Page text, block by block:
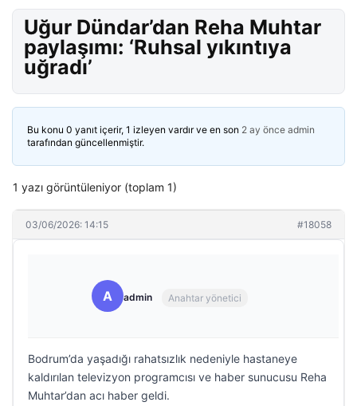
Uğur Dündar’dan Reha Muhtar
paylaşımı: ‘Ruhsal yıkıntıya
uğradı’
Bu konu 0 yanıt içerir, 1 izleyen vardır ve en son 2 ay önce admin
tarafından güncellenmiştir.
1 yazı görüntüleniyor (toplam 1)
03/06/2026: 14:15 #18058
A admin Anahtar yönetici
Bodrum’da yaşadığı rahatsızlık nedeniyle hastaneye
kaldırılan televizyon programcısı ve haber sunucusu Reha
Muhtar’dan acı haber geldi.